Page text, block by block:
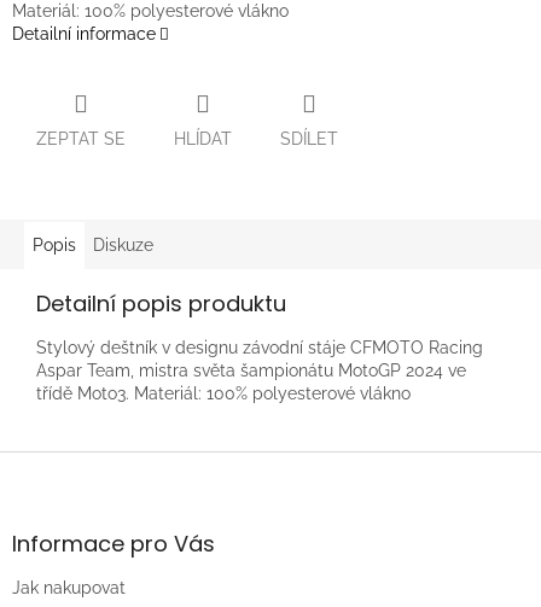
Materiál: 100% polyesterové vlákno
Detailní informace
ZEPTAT SE HLÍDAT SDÍLET
Popis Diskuze
Detailní popis produktu
Stylový deštník v designu závodní stáje CFMOTO Racing
Aspar Team, mistra světa šampionátu MotoGP 2024 ve
třídě Moto3. Materiál: 100% polyesterové vlákno
Z
aInformace pro Vás
Jak nakupovat